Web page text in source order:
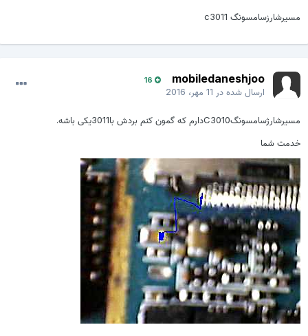
مسیرشارزسامسونگ c3011
mobiledaneshjoo
16
ارسال شده در11 مهر، 2016
مسیرشارژسامسونگC3010دارم که گمون کنم بردش با3011یکی باشه.
خدمت شما